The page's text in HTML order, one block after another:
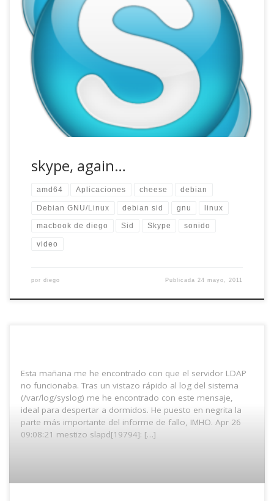
Últimamente he andado liado, tratando de terminar un par
de proyectos que tenía y apenas he podido dedicarme a
jugar con mis ordenadores. No es ninguna excusa,
simplemente no quería tocar nada, trataba de no dar
ningún paso en falso para no tener que volver atrás a toda
prisa. Debe […]
skype, again…
amd64 Aplicaciones cheese debian
Debian GNU/Linux debian sid gnu linux
macbook de diego Sid Skype sonido
video
por diego Publicada 24 mayo, 2011
Esta mañana me he encontrado con que el servidor LDAP
no funcionaba. Tras un vistazo rápido al log del sistema
(/var/log/syslog) me he encontrado con este mensaje,
ideal para despertar a dormidos. He puesto en negrita la
parte más importante del informe de fallo, IMHO. Apr 26
09:08:21 mestizo slapd[19794]: […]